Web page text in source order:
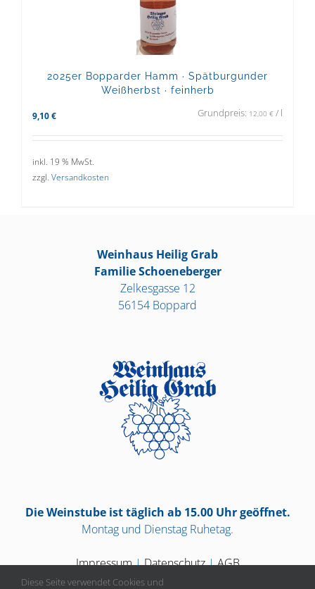
2025er Bopparder Hamm · Spätburgunder
Weißherbst · feinherb
9,10 € Grundpreis: 12,00 € / l
inkl. 19 % MwSt.
zzgl. Versandkosten
Weinhaus Heilig Grab
Familie Schoeneberger
Zelkesgasse 12
56154 Boppard
Die Weinstube ist täglich ab 15.00 Uhr geöffnet.
Montag und Dienstag Ruhetag.
Impressum|Datenschutz|AGB
Diese Seite verwendet Cookies und